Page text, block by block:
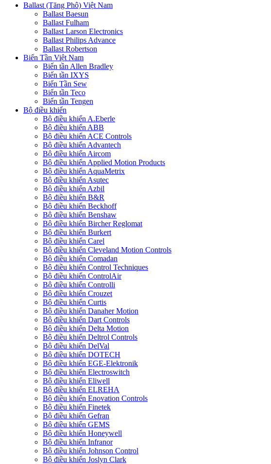
Ballast (Tăng Phô) Việt Nam
Ballast Baesun
Ballast Fulham
Ballast Larson Electronics
Ballast Philips Advance
Ballast Robertson
Biến Tần Việt Nam
Biến tần Allen Bradley
Biến tần IXYS
Biến Tần Sew
Biến tần Teco
Biến tần Tengen
Bộ điều khiển
Bộ điều khiển A.Eberle
Bộ điều khiển ABB
Bộ điều khiển ACE Controls
Bộ điều khiển Advantech
Bộ điều khiển Aircom
Bộ điều khiển Applied Motion Products
Bộ điều khiển AquaMetrix
Bộ điều khiển Asutec
Bộ điều khiển Azbil
Bộ điều khiển B&R
Bộ điều khiển Beckhoff
Bộ điều khiển Benshaw
Bộ điều khiển Bircher Reglomat
Bộ điều khiển Burkert
Bộ điều khiển Carel
Bộ điều khiển Cleveland Motion Controls
Bộ điều khiển Comadan
Bộ điều khiển Control Techniques
Bộ điều khiển ControlAir
Bộ điều khiển Controlli
Bộ điều khiển Crouzet
Bộ điều khiển Curtis
Bộ điều khiển Danaher Motion
Bộ điều khiển Dart Controls
Bộ điều khiển Delta Motion
Bộ điều khiển Deltrol Controls
Bộ điều khiển DelVal
Bộ điều khiển DOTECH
Bộ điều khiển EGE-Elektronik
Bộ điều khiển Electroswitch
Bộ điều khiển Eliwell
Bộ điều khiển ELREHA
Bộ điều khiển Enovation Controls
Bộ điều khiển Finetek
Bộ điều khiển Gefran
Bộ điều khiển GEMS
Bộ điều khiển Honeywell
Bộ điều khiển Infranor
Bộ điều khiển Johnson Control
Bộ điều khiển Joslyn Clark